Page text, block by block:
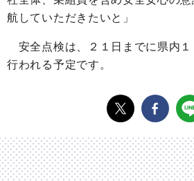
航していただきたいと」
安全点検は、２１日までに県内
行われる予定です。